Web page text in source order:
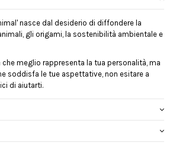
nasce dal desiderio di diffondere la
gli origami, la sostenibilità ambientale e
meglio rappresenta la tua personalità, ma
soddisfa le tue aspettative, non esitare a
di aiutarti.